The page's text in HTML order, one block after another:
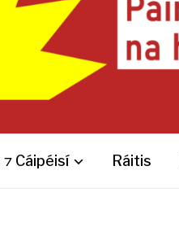
Cáipéisí Ráitis